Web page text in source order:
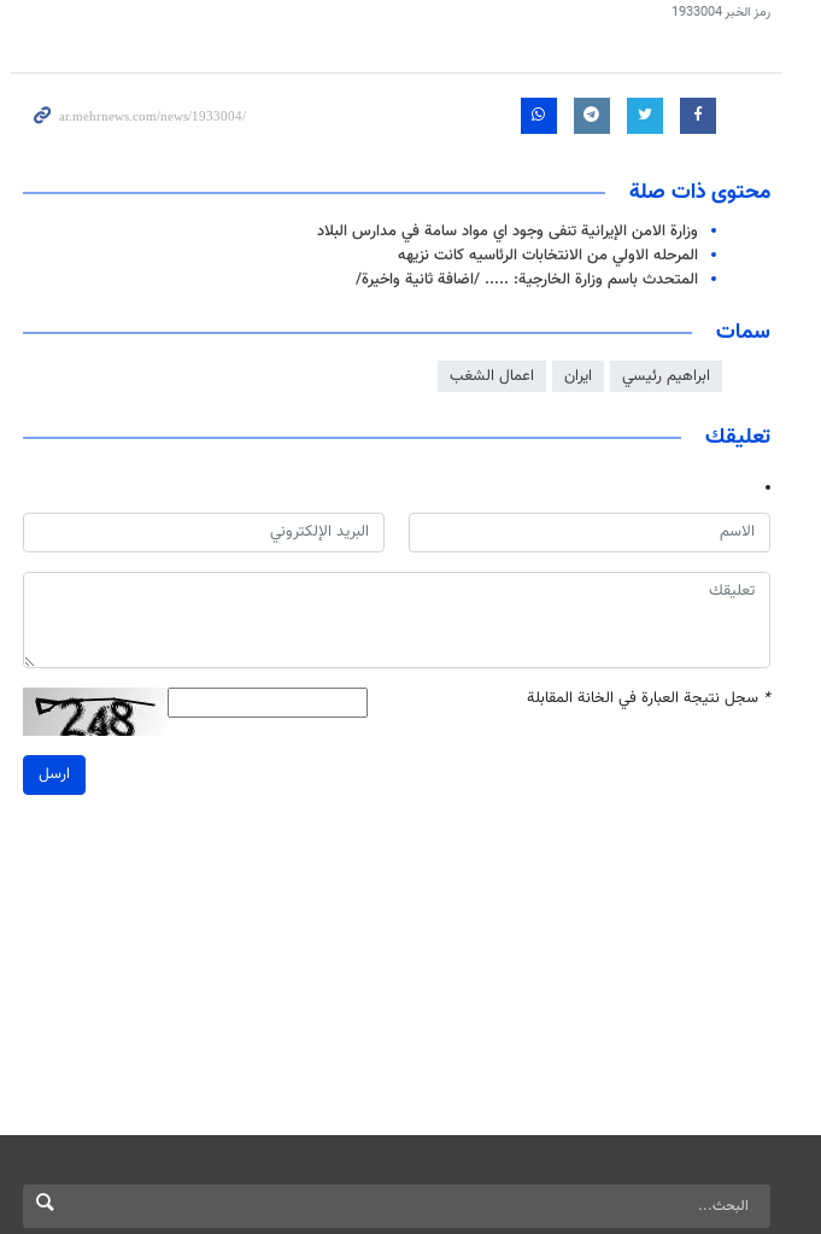
رمز الخبر1933004
محتوى ذات صلة
وزارة الامن الإيرانية تنفى وجود اي مواد سامة في مدارس البلاد
المرحله الاولي من الانتخابات الرئاسيه كانت نزيهه
المتحدث باسم وزارة الخارجية: ..... /اضافة ثانية واخيرة/
سمات
ابراهيم رئيسي ايران اعمال الشغب
تعليقك
* سجل نتيجة العبارة في الخانة المقابلة
ارسل